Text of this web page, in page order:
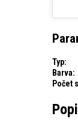
Typ:
Barva:
Počet